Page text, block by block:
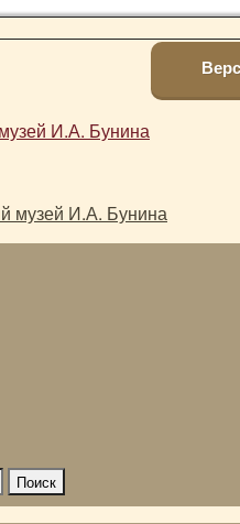
И.А. Бунина